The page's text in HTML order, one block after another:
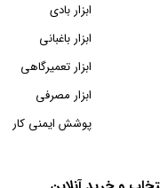
ابزار بادی
ابزار باغبانی
ابزار تعمیرگاهی
ابزار مصرفی
پوشش ایمنی کار